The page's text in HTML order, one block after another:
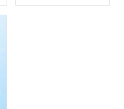
tradicionales: una